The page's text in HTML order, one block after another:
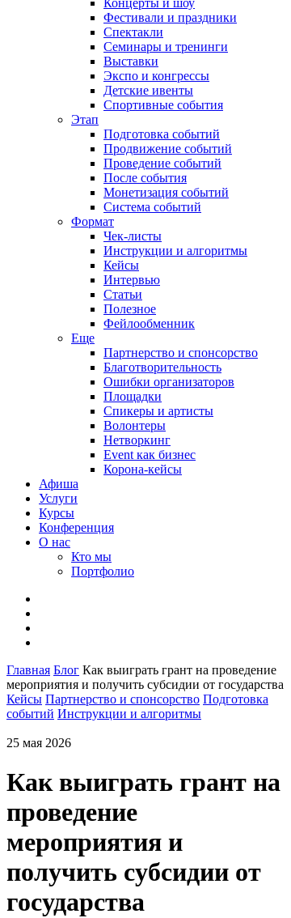
Фестивали и праздники
Спектакли
Семинары и тренинги
Выставки
Экспо и конгрессы
Детские ивенты
Спортивные события
Этап
Подготовка событий
Продвижение событий
Проведение событий
После события
Монетизация событий
Система событий
Формат
Чек-листы
Инструкции и алгоритмы
Кейсы
Интервью
Статьи
Полезное
Фейлообменник
Еще
Партнерство и спонсорство
Благотворительность
Ошибки организаторов
Площадки
Спикеры и артисты
Волонтеры
Нетворкинг
Event как бизнес
Корона-кейсы
Афиша
Услуги
Курсы
Конференция
О нас
Кто мы
Портфолио
Главная Блог Как выиграть грант на проведение
мероприятия и получить субсидии от государства
Кейсы Партнерство и спонсорство Подготовка
событий Инструкции и алгоритмы
25 мая 2026
Как выиграть грант на
проведение
мероприятия и
получить субсидии от
государства